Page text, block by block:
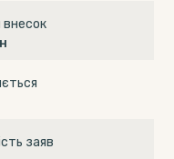
внесок
заяв